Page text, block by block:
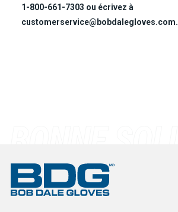
1-800-661-7303 ou écrivez à
customerservice@bobdalegloves.com.